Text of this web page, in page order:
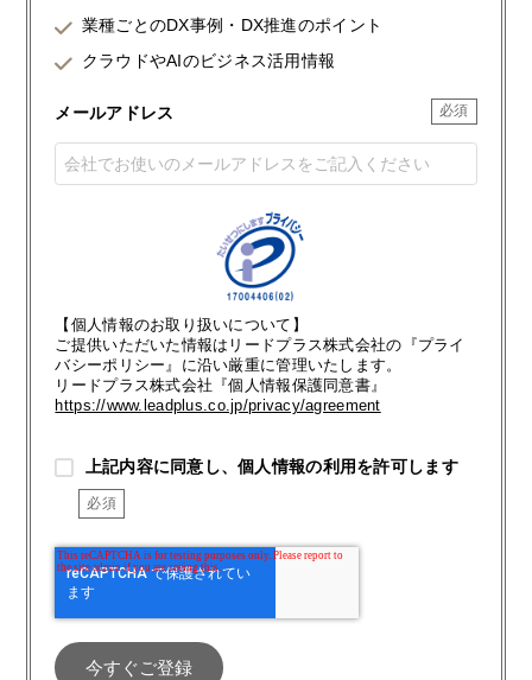
業種ごとのDX事例・DX推進のポイント
クラウドやAIのビジネス活用情報
メールアドレス
【個人情報のお取り扱いについて】
ご提供いただいた情報はリードプラス株式会社の『プライ
バシーポリシー』に沿い厳重に管理いたします。
リードプラス株式会社『個人情報保護同意書』
https://www.leadplus.co.jp/privacy/agreement
上記内容に同意し、個人情報の利用を許可します